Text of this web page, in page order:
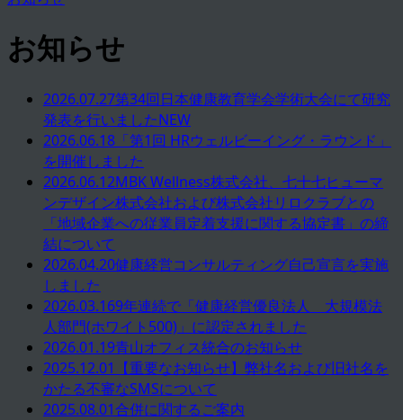
お知らせ
2026.07.27第34回日本健康教育学会学術大会にて研究
発表を行いましたNEW
2026.06.18 「第1回 HRウェルビーイング・ラウンド」
を開催しました
2026.06.12MBK Wellness株式会社、七十七ヒューマ
ンデザイン株式会社および株式会社リロクラブとの
「地域企業への従業員定着支援に関する協定書」の締
結について
2026.04.20健康経営コンサルティング自己宣言を実施
しました
2026.03.169年連続で「健康経営優良法人 大規模法
人部門(ホワイト500)」に認定されました
2026.01.19青山オフィス統合のお知らせ
2025.12.01 【重要なお知らせ】弊社名および旧社名を
かたる不審なSMSについて
2025.08.01合併に関するご案内